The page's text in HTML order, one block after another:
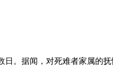
。据闻，对死难者家属的